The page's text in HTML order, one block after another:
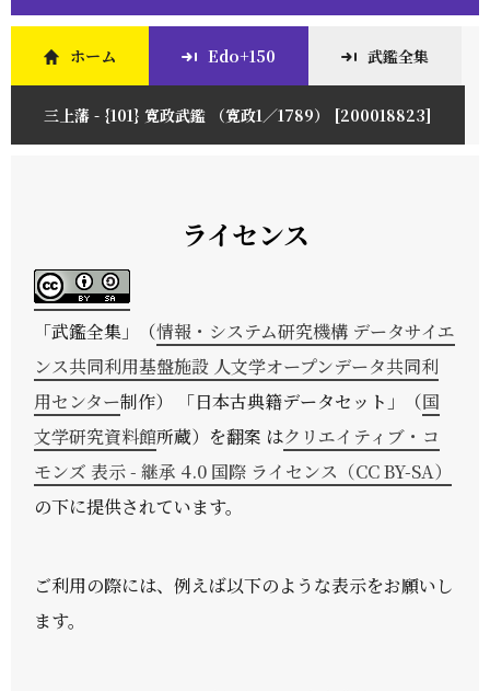
ホーム Edo+150 武鑑全集
三上藩 - {101} 寛政武鑑 （寛政1／1789） [200018823]
ライセンス
「武鑑全集 」（情報・システム研究機構 データサイエ
ンス共同利用基盤施設 人文学オープンデータ共同利
用センター制作） 「日本古典籍データセット」（国
文学研究資料館所蔵）を翻案 はクリエイティブ・コ
モンズ 表示 - 継承 4.0 国際 ライセンス（CC BY-SA）
の下に提供されています。
ご利用の際には、例えば以下のような表示をお願いし
ます。